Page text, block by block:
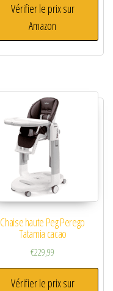
Vérifier le prix sur
Amazon
Chaise haute Peg Perego
Tatamia cacao
€229,99
Vérifier le prix sur